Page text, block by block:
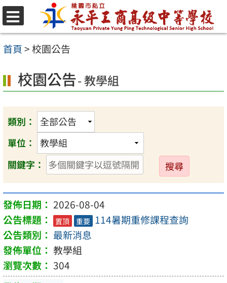
跳
至
主
內
容
首頁>校園公告
校園公告- 教學組
類別：
單位：
關鍵字：
送
出
2026-08-04
置頂 重要 114暑期重修課程查詢
最新消息
教學組
304
選
單